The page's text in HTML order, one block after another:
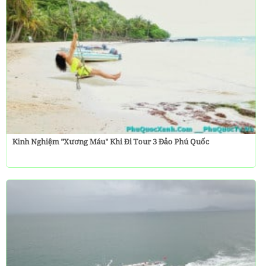
Kinh Nghiệm "Xương Máu" Khi Đi Tour 3 Đảo Phú Quốc